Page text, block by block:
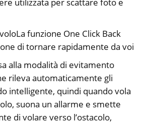
utilizzata per scattare foto e
funzione One Click Back
di tornare rapidamente da voi
alla modalità di evitamento
rileva automaticamente gli
intelligente, quindi quando vola
suona un allarme e smette
di volare verso l’ostacolo,